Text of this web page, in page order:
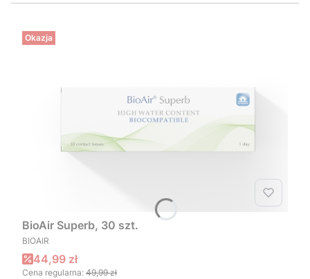
Okazja
BioAir Superb, 30 szt.
PRODUCENT
BIOAIR
Cena promocyjna
44,99 zł
Cena regularna: 49,99 zł